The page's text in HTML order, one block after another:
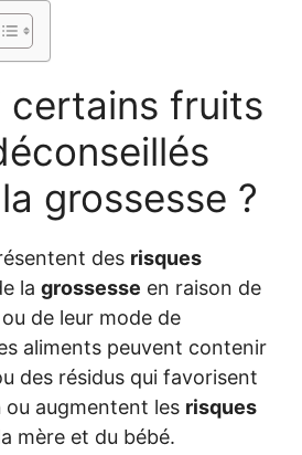
certains fruits
grossesse ?
des risques
la grossesse en raison de
de leur mode de
aliments peuvent contenir
des résidus qui favorisent
ou augmentent les risques
mère et du bébé.